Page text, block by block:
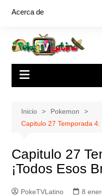
Acerca de
Inicio
Pokemon
Capitulo 27 Temporada 4:
Capitulo 27
¡Todos Esos
PokeTVLatino 8